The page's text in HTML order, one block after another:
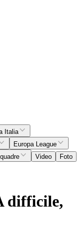
Italia
Europa League
Video
Foto
difficile,